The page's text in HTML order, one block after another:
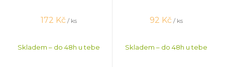
172 Kč / ks
Skladem – do 48h u tebe
92 Kč / ks
Skladem – do 48h u tebe